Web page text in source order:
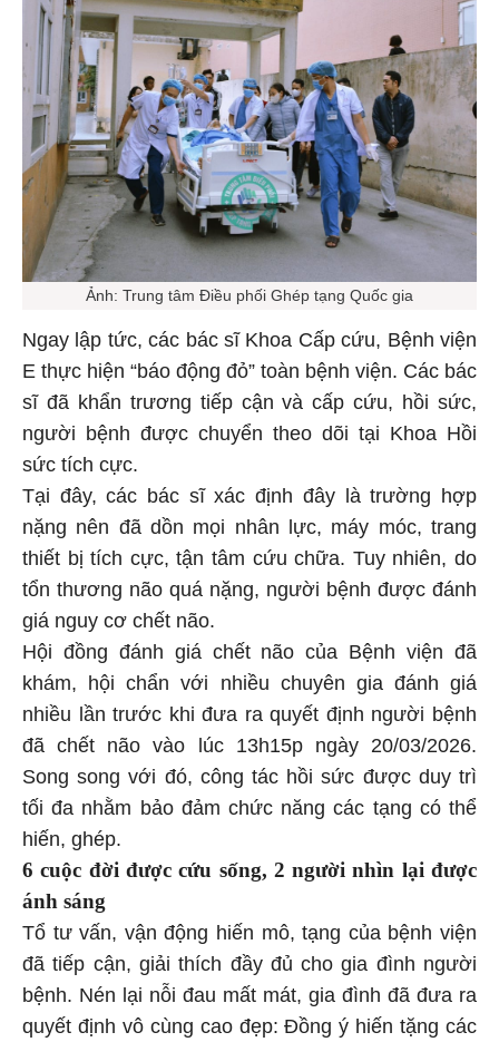
Ảnh: Trung tâm Điều phối Ghép tạng Quốc gia
Ngay lập tức, các bác sĩ Khoa Cấp cứu, Bệnh viện
E thực hiện “báo động đỏ” toàn bệnh viện. Các bác
sĩ đã khẩn trương tiếp cận và cấp cứu, hồi sức,
người bệnh được chuyển theo dõi tại Khoa Hồi
sức tích cực.
Tại đây, các bác sĩ xác định đây là trường hợp
nặng nên đã dồn mọi nhân lực, máy móc, trang
thiết bị tích cực, tận tâm cứu chữa. Tuy nhiên, do
tổn thương não quá nặng, người bệnh được đánh
giá nguy cơ chết não.
Hội đồng đánh giá chết não của Bệnh viện đã
khám, hội chẩn với nhiều chuyên gia đánh giá
nhiều lần trước khi đưa ra quyết định người bệnh
đã chết não vào lúc 13h15p ngày 20/03/2026.
Song song với đó, công tác hồi sức được duy trì
tối đa nhằm bảo đảm chức năng các tạng có thể
hiến, ghép.
6 cuộc đời được cứu sống, 2 người nhìn lại được
ánh sáng
Tổ tư vấn, vận động hiến mô, tạng của bệnh viện
đã tiếp cận, giải thích đầy đủ cho gia đình người
bệnh. Nén lại nỗi đau mất mát, gia đình đã đưa ra
quyết định vô cùng cao đẹp: Đồng ý hiến tặng các